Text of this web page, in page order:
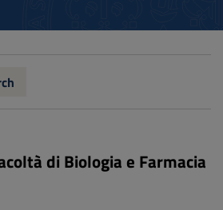
di Biologia e Farmacia